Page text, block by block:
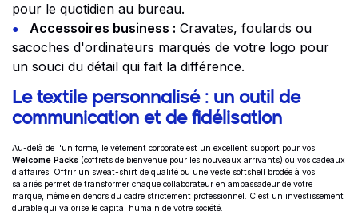
pour le quotidien au bureau.
Accessoires business : Cravates, foulards ou
sacoches d'ordinateurs marqués de votre logo pour
un souci du détail qui fait la différence.
Le textile personnalisé : un outil de
communication et de fidélisation
Au-delà de l'uniforme, le vêtement corporate est un excellent support pour vos
Welcome Packs (coffrets de bienvenue pour les nouveaux arrivants) ou vos cadeaux
d'affaires. Offrir un sweat-shirt de qualité ou une veste softshell brodée à vos
salariés permet de transformer chaque collaborateur en ambassadeur de votre
marque, même en dehors du cadre strictement professionnel. C'est un investissement
durable qui valorise le capital humain de votre société.